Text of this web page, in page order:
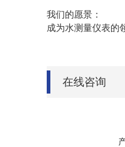
我们的愿景：
成为水测量仪表的
在线咨询